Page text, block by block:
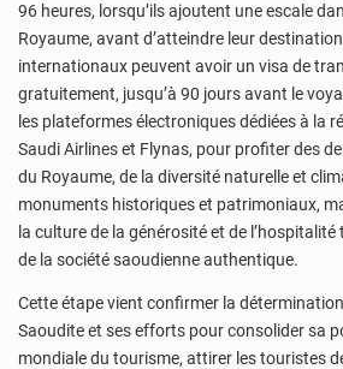
96 heures, lorsqu’ils ajoutent une escale
Royaume, avant d’atteindre leur
internationaux peuvent avoir un visa de
gratuitement, jusqu’à 90 jours avant le
les plateformes électroniques dédiées à la
Saudi Airlines et Flynas, pour profiter des
du Royaume, de la diversité naturelle et
monuments historiques et patrimoniaux,
la culture de la générosité et de
de la société saoudienne authentique.
Cette étape vient confirmer la
Saoudite et ses efforts pour consolider sa
mondiale du tourisme, attirer les touristes